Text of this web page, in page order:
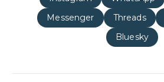
Messenger
Threads
Bluesky